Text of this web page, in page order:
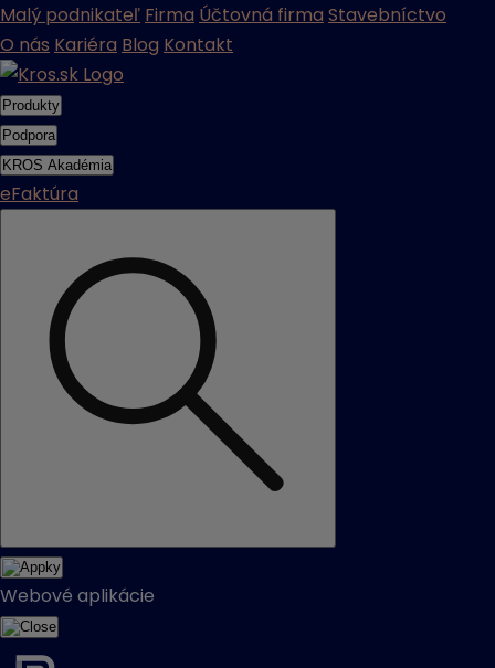
Malý podnikateľ Firma Účtovná firma Stavebníctvo
O nás Kariéra Blog Kontakt
Produkty
Podpora
KROS Akadémia
eFaktúra
Webové aplikácie